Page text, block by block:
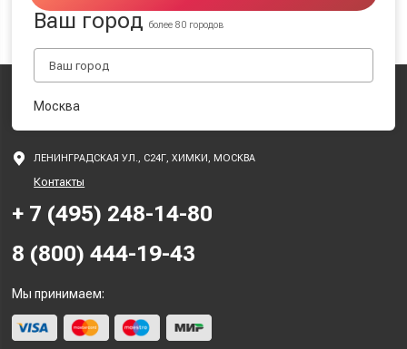
Ваш городболее 80 городов
Москва
ЛЕНИНГРАДСКАЯ УЛ., С24Г, ХИМКИ, МОСКВА
Контакты
+ 7 (495) 248-14-80
8 (800) 444-19-43
Мы принимаем: